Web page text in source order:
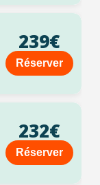
239€
Réserver
232€
Réserver